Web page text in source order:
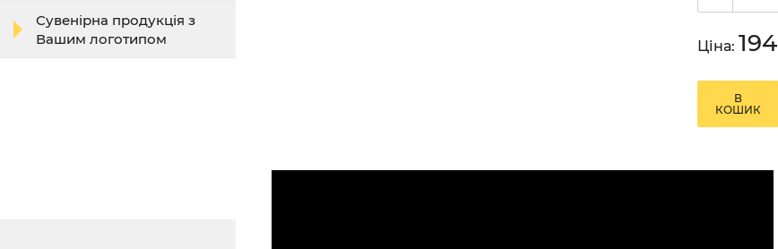
Сувенірна продукція з
Вашим логотипом
Ціна: 194
В
КОШИК